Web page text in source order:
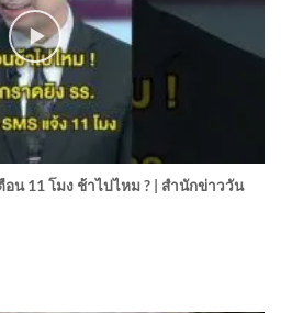
อน 11 โมง ช้าไปไหม ? | สำนักข่าววัน